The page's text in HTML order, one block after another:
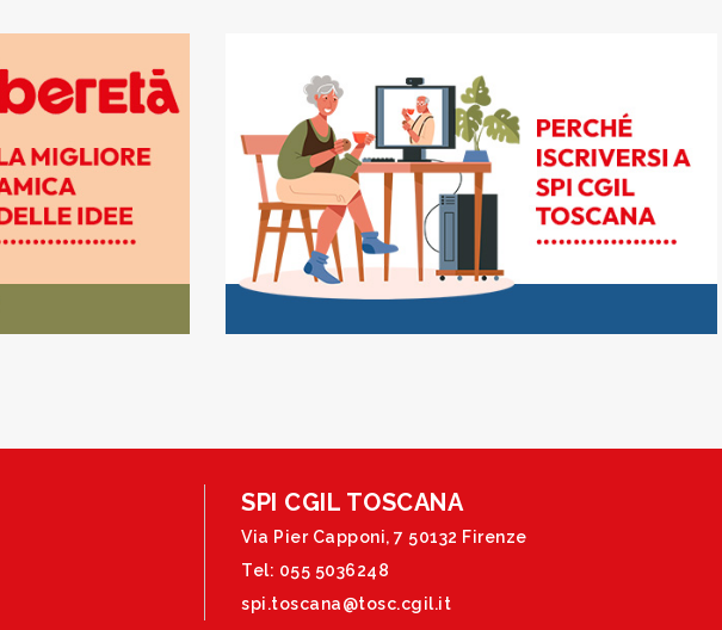
SPI CGIL TOSCANA
Via Pier Capponi, 7 50132 Firenze
Tel: 055 5036248
spi.toscana@tosc.cgil.it